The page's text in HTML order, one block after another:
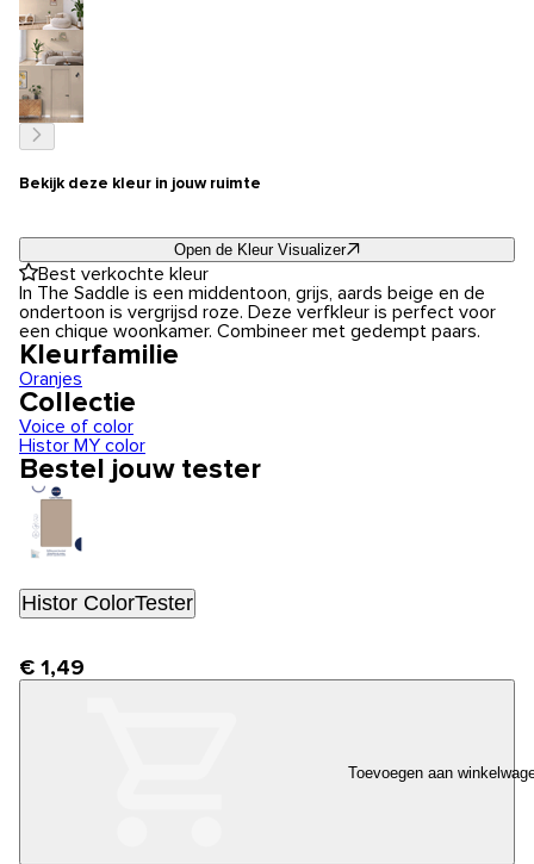
Bekijk deze kleur in jouw ruimte
Open de Kleur Visualizer
Best verkochte kleur
In The Saddle is een middentoon, grijs, aards beige en de
ondertoon is vergrijsd roze. Deze verfkleur is perfect voor
een chique woonkamer. Combineer met gedempt paars.
Kleurfamilie
Oranjes
Collectie
Voice of color
Histor MY color
Bestel jouw tester
Histor ColorTester
€ 1,49
Toevoegen aan